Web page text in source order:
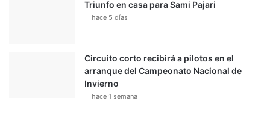
Triunfo en casa para Sami Pajari
hace 5 días
Circuito corto recibirá a pilotos en el
arranque del Campeonato Nacional de
Invierno
hace 1 semana